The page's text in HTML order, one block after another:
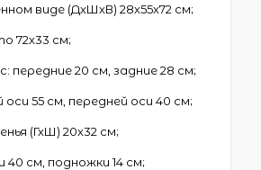
виде (ДхШхВ) 28х55х72 см;
72х33 см;
передние 20 см, задние 28 см;
55 см, передней оси 40 см;
(ГхШ) 20х32 см;
40 см, подножки 14 см;